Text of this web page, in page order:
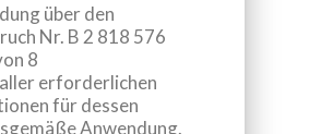
über den
Nr. B 2 818 576
8
erforderlichen
für dessen
Anwendung.